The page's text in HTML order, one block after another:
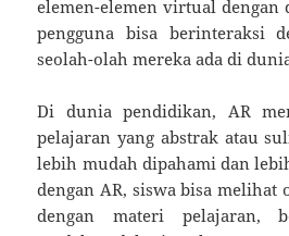
elemen-elemen virtual dengan
pengguna bisa berinteraksi
seolah-olah mereka ada di
Di dunia pendidikan, AR
pelajaran yang abstrak atau
lebih mudah dipahami dan
dengan AR, siswa bisa melihat
dengan materi pelajaran,